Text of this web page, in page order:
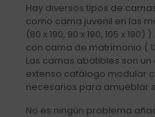
Hay diversos tipos de
como cama juvenil en las
(80 x 190, 90 x 190, 105 x
con cama de matrimonio (
Las camas abatibles son
extenso catálogo modular
necesarios para amueblar
No es ningún problema